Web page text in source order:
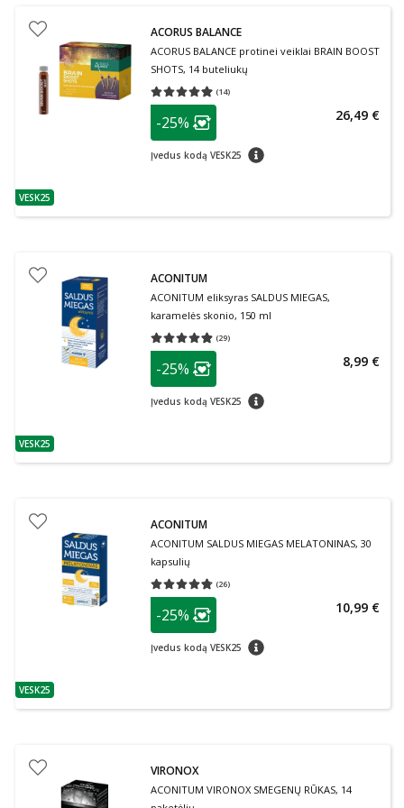
patarimas
VESK25
ACORUS BALANCE
ACORUS BALANCE protinei veiklai BRAIN BOOST
SHOTS, 14 buteliukų
(14)
Vidutinis įvertinimas 4.93
patarimas
Lojalumo klubo narių nuolaida
-25%
Įvedus kodą VESK25 patarimas
26,49 €
patarimas
VESK25
ACONITUM
ACONITUM eliksyras SALDUS MIEGAS,
karamelės skonio, 150 ml
(29)
Vidutinis įvertinimas 4.86
patarimas
Lojalumo klubo narių nuolaida
-25%
Įvedus kodą VESK25 patarimas
8,99 €
patarimas
VESK25
ACONITUM
ACONITUM SALDUS MIEGAS MELATONINAS, 30
kapsulių
(26)
Vidutinis įvertinimas 4.73
patarimas
Lojalumo klubo narių nuolaida
-25%
Įvedus kodą VESK25 patarimas
10,99 €
VIRONOX
ACONITUM VIRONOX SMEGENŲ RŪKAS, 14